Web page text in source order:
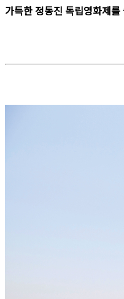
가득한 정동진 독립영화제